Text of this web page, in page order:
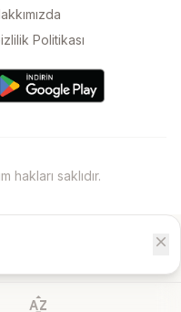
Politikası
saklıdır.
close
sort_by_alpha